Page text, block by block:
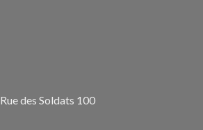
Rue des Soldats 100